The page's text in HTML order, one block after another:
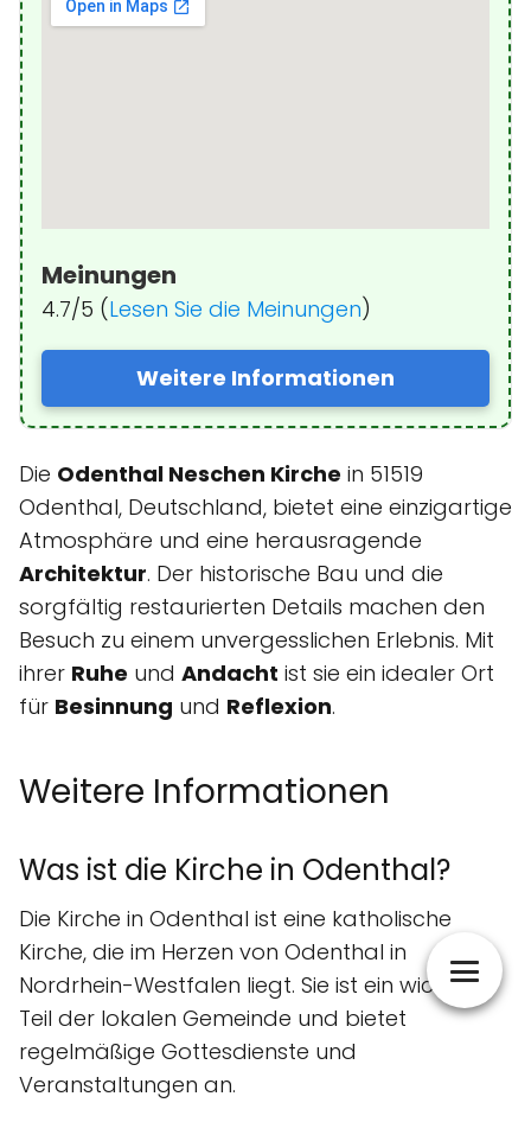
Meinungen
4.7/5 (Lesen Sie die Meinungen)
Weitere Informationen
Die Odenthal Neschen Kirche in 51519
Odenthal, Deutschland, bietet eine einzigartige
Atmosphäre und eine herausragende
Architektur. Der historische Bau und die
sorgfältig restaurierten Details machen den
Besuch zu einem unvergesslichen Erlebnis. Mit
ihrer Ruhe und Andacht ist sie ein idealer Ort
für Besinnung und Reflexion.
Weitere Informationen
Was ist die Kirche in Odenthal?
Die Kirche in Odenthal ist eine katholische
Kirche, die im Herzen von Odenthal in
Nordrhein-Westfalen liegt. Sie ist ein wichtiger
Teil der lokalen Gemeinde und bietet
regelmäßige Gottesdienste und
Veranstaltungen an.